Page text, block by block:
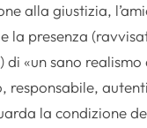
alla giustizia,
la presenza
«un sano realismo
la condizione